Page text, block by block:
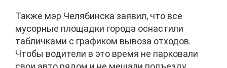
Также мэр Челябинска заявил, что все
мусорные площадки города оснастили
табличками с графиком вывоза отходов.
Чтобы водители в это время не парковали